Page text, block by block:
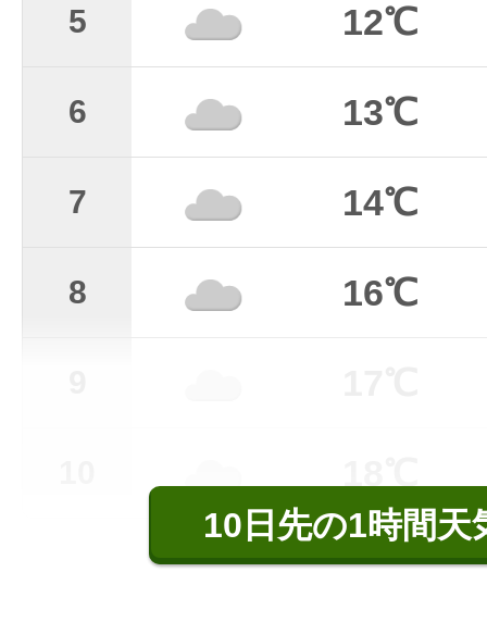
5 12℃
6 13℃
7 14℃
8 16℃
10日先の1時間天